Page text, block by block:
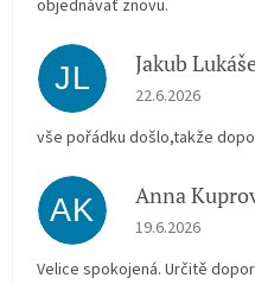
objednávať znovu.
JL Jakub
Hodnocení
22.6.2026
vše pořádku došlo,takže
AK Anna
Hodnocení
19.6.2026
Velice spokojená. Určitě